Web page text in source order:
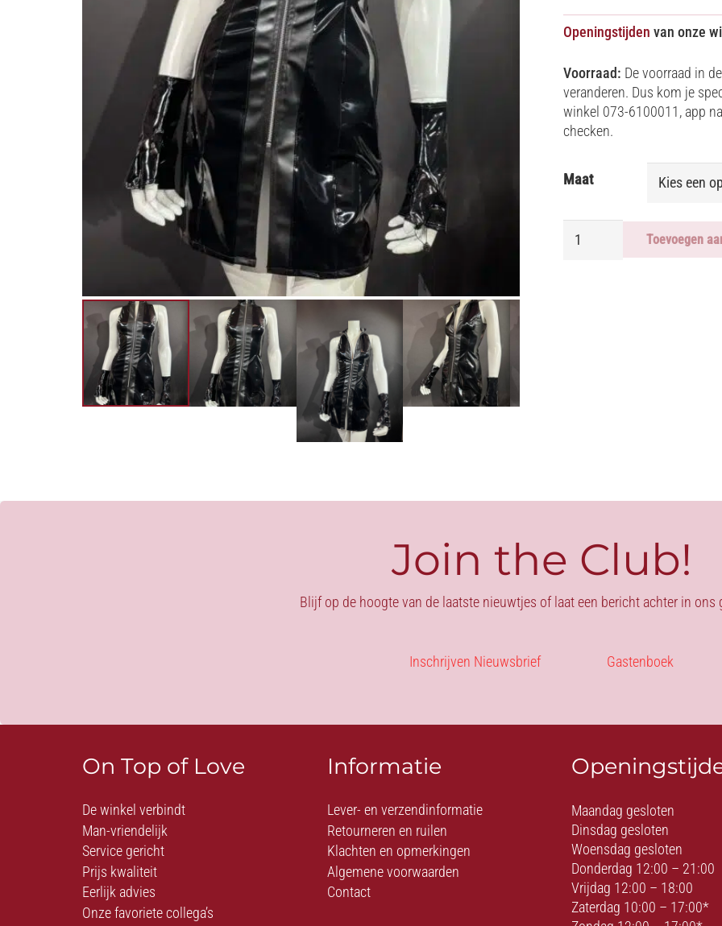
Openingstijden van onze
Voorraad: De voorraad in
veranderen. Dus kom je
winkel 073-6100011, app
checken.
Maat
BLACK
Toevoegen
Join the Club!
Blijf op de hoogte van de laatste nieuwtjes of laat een bericht achter in ons
Inschrijven Nieuwsbrief Gastenboek
On Top of Love
De winkel verbindt
Man-vriendelijk
Service gericht
Prijs kwaliteit
Eerlijk advies
Onze favoriete collega’s
Informatie
Lever- en verzendinformatie
Retourneren en ruilen
Klachten en opmerkingen
Algemene voorwaarden
Contact
Maandag gesloten
Dinsdag gesloten
Woensdag gesloten
Donderdag 12:00 – 21:00
Vrijdag 12:00 – 18:00
Zaterdag 10:00 – 17:00*